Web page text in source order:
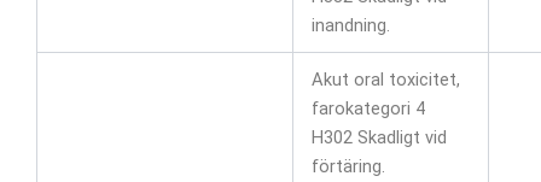
inandning.
Akut oral toxicitet,
farokategori 4
H302 Skadligt vid
förtäring.